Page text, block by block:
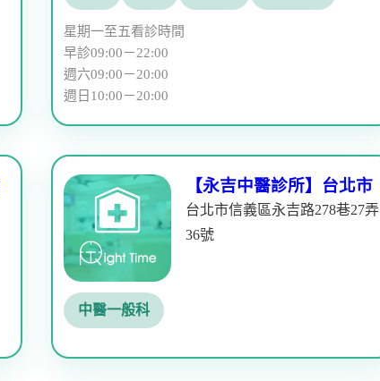
星期一至五看診時間
早診09:00－22:00
週六09:00－20:00
週日10:00－20:00
【永吉中醫診所】台北市
台北市信義區永吉路278巷27弄
36號
中醫一般科